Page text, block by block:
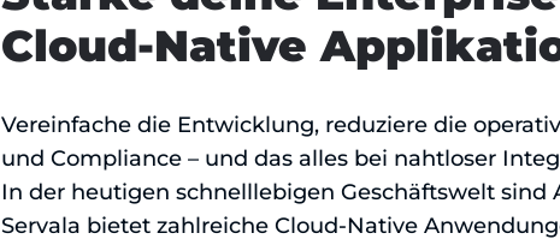
Cloud-Native
Vereinfache die Entwicklung, reduziere die
und Compliance – und das alles bei nahtloser
In der heutigen schnelllebigen Geschäftswelt
Servala bietet zahlreiche Cloud-Native